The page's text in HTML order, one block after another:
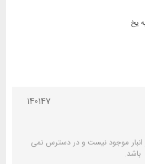
140147
موجود نیست و در دسترس نمی
باشد.